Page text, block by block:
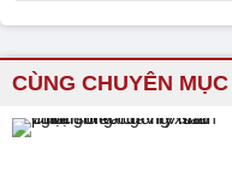
CÙNG CHUYÊN MỤC